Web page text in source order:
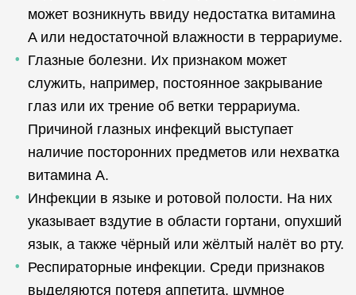
может возникнуть ввиду недостатка витамина
A или недостаточной влажности в террариуме.
Глазные болезни. Их признаком может
служить, например, постоянное закрывание
глаз или их трение об ветки террариума.
Причиной глазных инфекций выступает
наличие посторонних предметов или нехватка
витамина A.
Инфекции в языке и ротовой полости. На них
указывает вздутие в области гортани, опухший
язык, а также чёрный или жёлтый налёт во рту.
Респираторные инфекции. Среди признаков
выделяются потеря аппетита, шумное